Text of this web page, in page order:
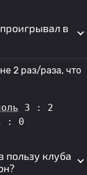
в
2 раз/раза, что
3 : 2
: 0
пользу клуба